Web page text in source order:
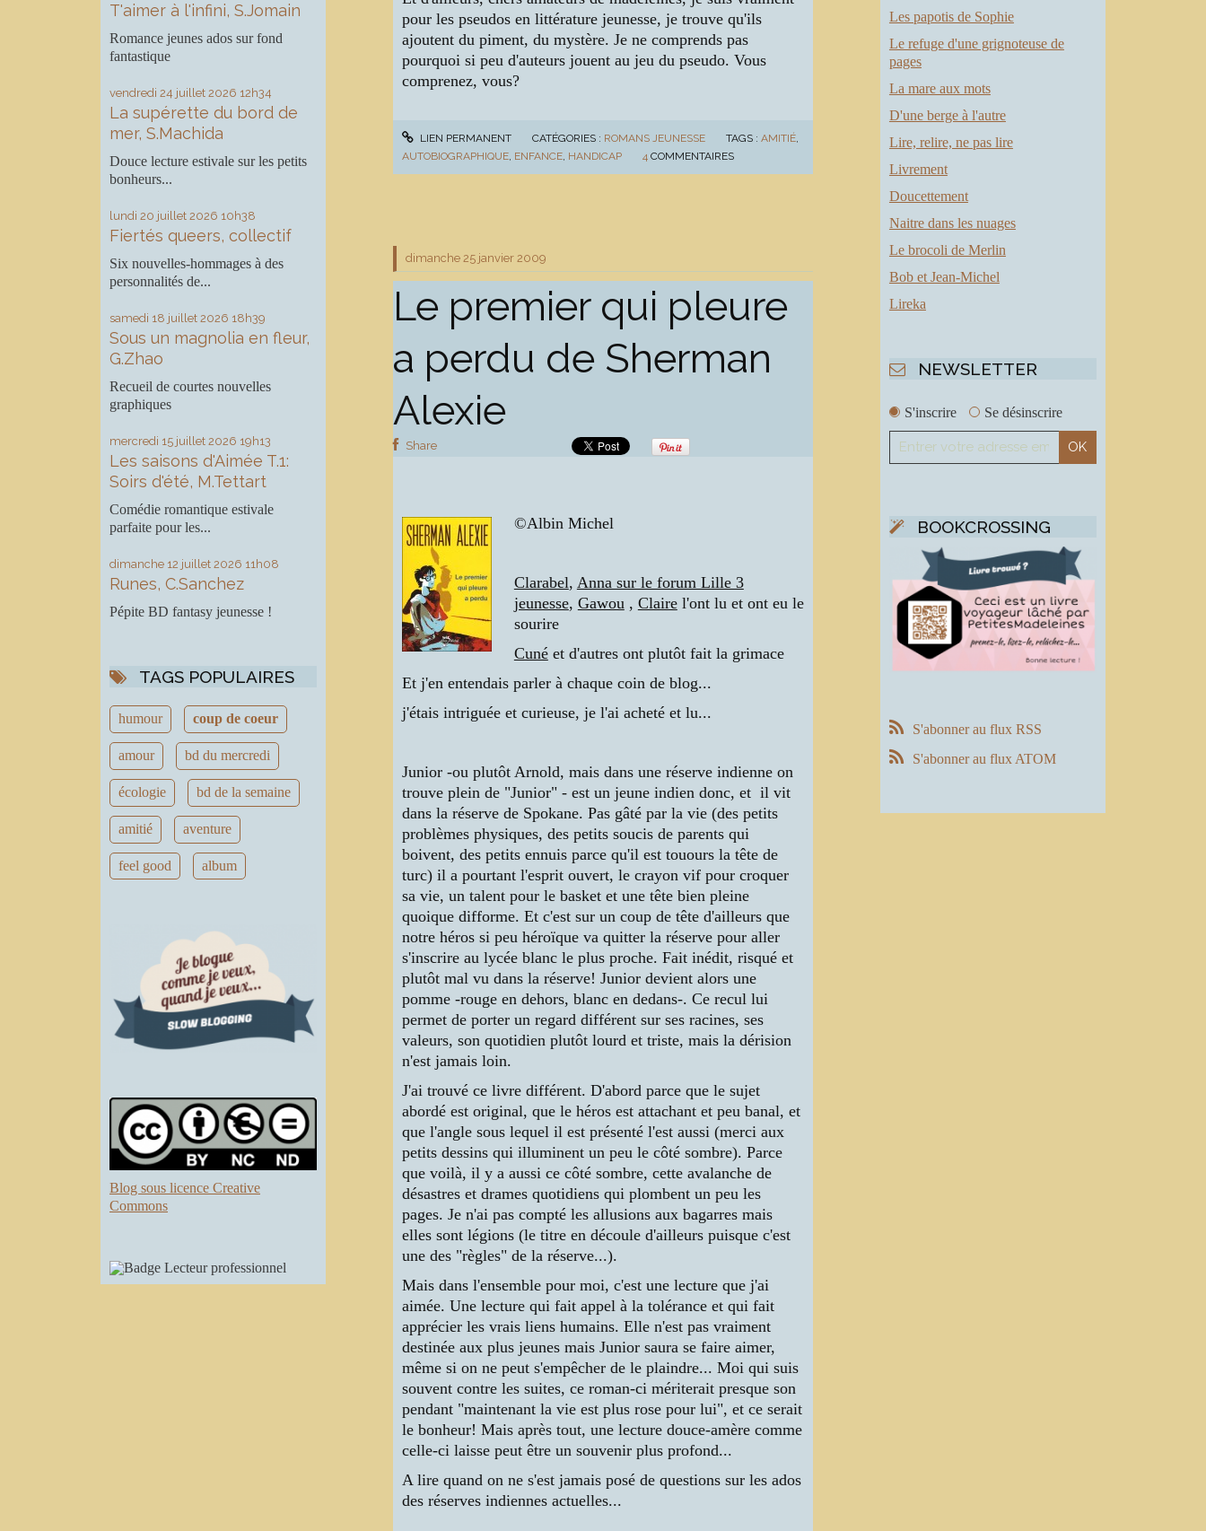
T'aimer à l'infini, S.Jomain
Romance jeunes ados sur fond
fantastique
vendredi 24 juillet 2026 12h34
La supérette du bord de
mer, S.Machida
Douce lecture estivale sur les petits
bonheurs...
lundi 20 juillet 2026 10h38
Fiertés queers, collectif
Six nouvelles-hommages à des
personnalités de...
samedi 18 juillet 2026 18h39
Sous un magnolia en fleur,
G.Zhao
Recueil de courtes nouvelles
graphiques
mercredi 15 juillet 2026 19h13
Les saisons d'Aimée T.1:
Soirs d'été, M.Tettart
Comédie romantique estivale
parfaite pour les...
dimanche 12 juillet 2026 11h08
Runes, C.Sanchez
Pépite BD fantasy jeunesse !
TAGS POPULAIRES
humour coup de coeur
amour bd du mercredi
écologie bd de la semaine
amitié aventure
feel good album
Blog sous licence Creative
Commons
pour les pseudos en littérature jeunesse, je trouve qu'ils
ajoutent du piment, du mystère. Je ne comprends pas
pourquoi si peu d'auteurs jouent au jeu du pseudo. Vous
comprenez, vous?
LIEN PERMANENT CATÉGORIES : ROMANS JEUNESSE TAGS :AMITIÉ,
AUTOBIOGRAPHIQUE, ENFANCE, HANDICAP 4 COMMENTAIRES
dimanche 25 janvier 2009
Le premier qui pleure
a perdu de Sherman
Alexie
Share
©Albin Michel
Clarabel, Anna sur le forum Lille 3
jeunesse, Gawou, Clairel'ont lu et ont eu le
sourire
Cunéet d'autres ont plutôt fait la grimace
Et j'en entendais parler à chaque coin de blog...
j'étais intriguée et curieuse, je l'ai acheté et lu...
Junior -ou plutôt Arnold, mais dans une réserve indienne on
trouve plein de "Junior" - est un jeune indien donc, et il vit
dans la réserve de Spokane. Pas gâté par la vie (des petits
problèmes physiques, des petits soucis de parents qui
boivent, des petits ennuis parce qu'il est touours la tête de
turc) il a pourtant l'esprit ouvert, le crayon vif pour croquer
sa vie, un talent pour le basket et une tête bien pleine
quoique difforme. Et c'est sur un coup de tête d'ailleurs que
notre héros si peu héroïque va quitter la réserve pour aller
s'inscrire au lycée blanc le plus proche. Fait inédit, risqué et
plutôt mal vu dans la réserve! Junior devient alors une
pomme -rouge en dehors, blanc en dedans-. Ce recul lui
permet de porter un regard différent sur ses racines, ses
valeurs, son quotidien plutôt lourd et triste, mais la dérision
n'est jamais loin.
J'ai trouvé ce livre différent. D'abord parce que le sujet
abordé est original, que le héros est attachant et peu banal, et
que l'angle sous lequel il est présenté l'est aussi (merci aux
petits dessins qui illuminent un peu le côté sombre). Parce
que voilà, il y a aussi ce côté sombre, cette avalanche de
désastres et drames quotidiens qui plombent un peu les
pages. Je n'ai pas compté les allusions aux bagarres mais
elles sont légions (le titre en découle d'ailleurs puisque c'est
une des "règles" de la réserve...).
Mais dans l'ensemble pour moi, c'est une lecture que j'ai
aimée. Une lecture qui fait appel à la tolérance et qui fait
apprécier les vrais liens humains. Elle n'est pas vraiment
destinée aux plus jeunes mais Junior saura se faire aimer,
même si on ne peut s'empêcher de le plaindre... Moi qui suis
souvent contre les suites, ce roman-ci mériterait presque son
pendant "maintenant la vie est plus rose pour lui", et ce serait
le bonheur! Mais après tout, une lecture douce-amère comme
celle-ci laisse peut être un souvenir plus profond...
A lire quand on ne s'est jamais posé de questions sur les ados
des réserves indiennes actuelles...
Les papotis de Sophie
Le refuge d'une grignoteuse de
pages
La mare aux mots
D'une berge à l'autre
Lire, relire, ne pas lire
Livrement
Doucettement
Naitre dans les nuages
Le brocoli de Merlin
Bob et Jean-Michel
Lireka
NEWSLETTER
S'inscrire Se désinscrire
BOOKCROSSING
S'abonner au flux RSS
S'abonner au flux ATOM